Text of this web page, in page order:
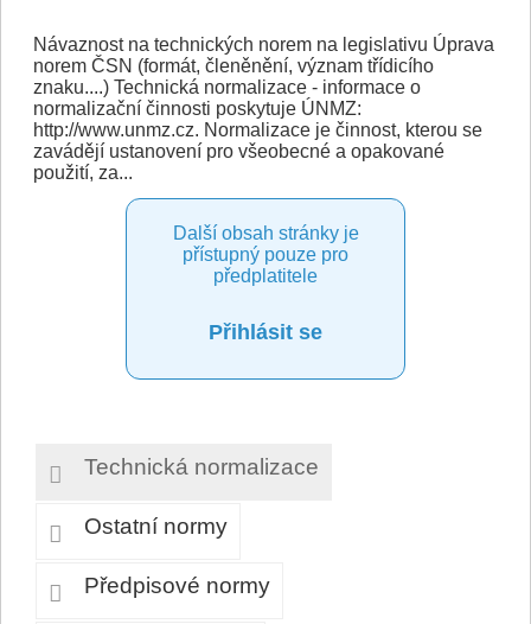
Návaznost na technických norem na legislativu Úprava
norem ČSN (formát, členěnění, význam třídicího
znaku....) Technická normalizace - informace o
normalizační činnosti poskytuje ÚNMZ:
http://www.unmz.cz. Normalizace je činnost, kterou se
zavádějí ustanovení pro všeobecné a opakované
použití, za...
Další obsah stránky je
přístupný pouze pro
předplatitele
Přihlásit se
Technická normalizace
Ostatní normy
Předpisové normy